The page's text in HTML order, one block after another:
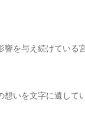
響を与え続けている
いを文字に遺して